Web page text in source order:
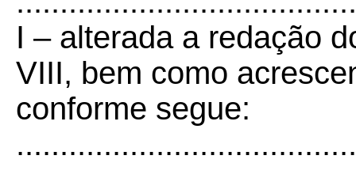
I – alterada a redação
VIII, bem como
conforme segue: